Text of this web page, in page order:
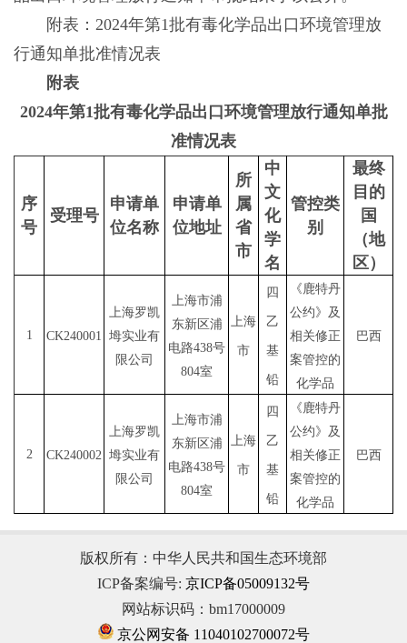
附表：2024年第1批有毒化学品出口环境管理放
行通知单批准情况表
附表
2024年第1批有毒化学品出口环境管理放行通知单批
准情况表
序
号
受理号
申请单
位名称
申请单
位地址
所
属
省
市
中
文
化
学
名
管控类
别
最终
目的
国
（地
区）
1 CK240001
上海罗凯
坶实业有
限公司
上海市浦
东新区浦
电路438号
804室
上海
市
四
乙
基
铅
《鹿特丹
公约》及
相关修正
案管控的
化学品
巴西
2 CK240002
上海罗凯
坶实业有
限公司
上海市浦
东新区浦
电路438号
804室
上海
市
四
乙
基
铅
《鹿特丹
公约》及
相关修正
案管控的
化学品
巴西
版权所有：中华人民共和国生态环境部
ICP备案编号: 京ICP备05009132号
网站标识码：bm17000009
京公网安备 11040102700072号